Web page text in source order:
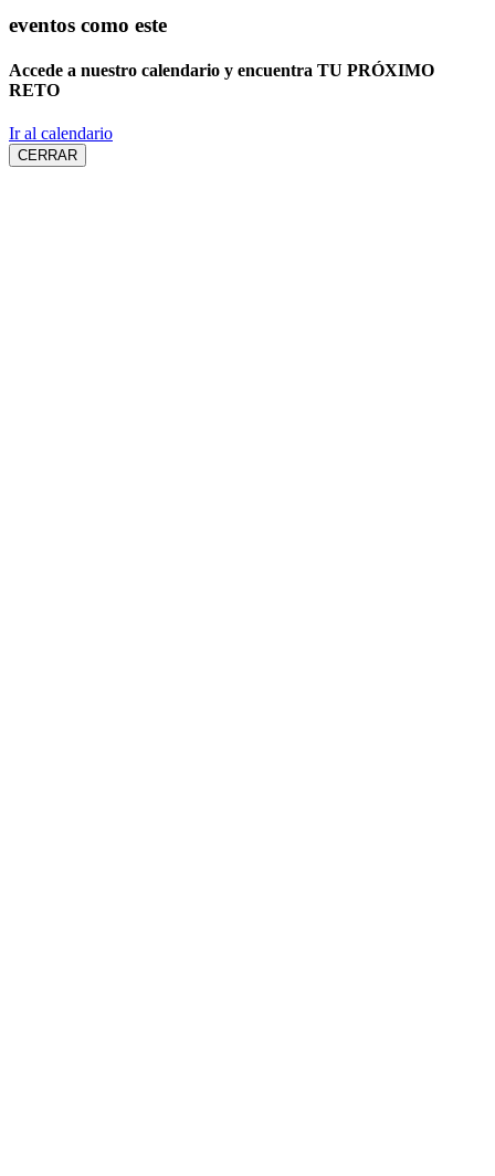
eventos como este
Accede a nuestro calendario y encuentra TU PRÓXIMO
RETO
Ir al calendario
CERRAR